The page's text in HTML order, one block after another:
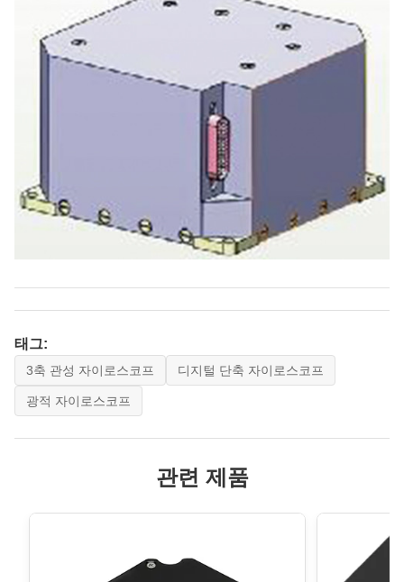
태그:
3축 관성 자이로스코프 디지털 단축 자이로스코프
광적 자이로스코프
관련 제품